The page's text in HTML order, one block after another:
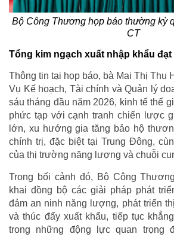
Bộ Công Thương họp báo thường kỳ
CT
Tổng kim ngạch xuất nhập khẩu đạt
Thông tin tại họp báo, bà Mai Thị Thu
Vụ Kế hoạch, Tài chính và Quản lý
sáu tháng đầu năm 2026, kinh tế thế
phức tạp với cạnh tranh chiến lược
lớn, xu hướng gia tăng bảo hộ
chính trị, đặc biệt tại Trung Đông,
của thị trường năng lượng và chuỗi
Trong bối cảnh đó, Bộ Công
khai đồng bộ các giải pháp phát
đảm an ninh năng lượng, phát triển
và thúc đẩy xuất khẩu, tiếp tục
trong những động lực quan trọng